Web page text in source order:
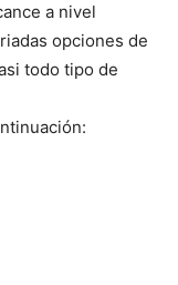
a nivel
opciones de
todo tipo de